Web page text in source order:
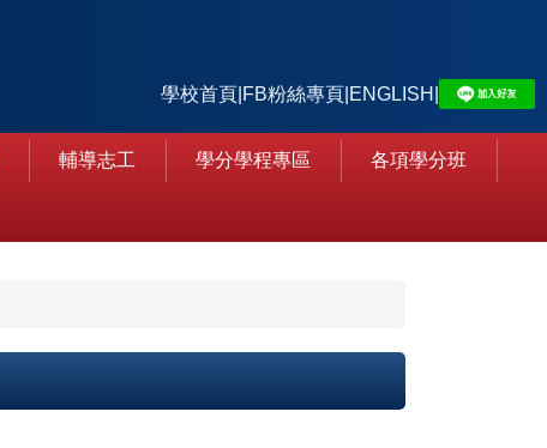
學校首頁 FB粉絲專頁 ENGLISH
輔導志工 學分學程專區 各項學分班